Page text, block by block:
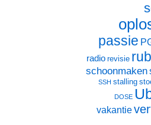
passie
radio revisie
schoonmaken
SSH stalling
DOSE
vakantie